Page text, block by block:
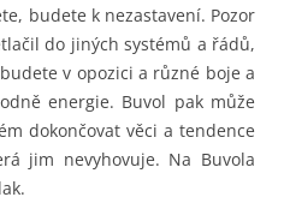
budete k nezastavení. Pozor
do jiných systémů a řádů,
v opozici a různé boje a
energie. Buvol pak může
dokončovat věci a tendence
jim nevyhovuje. Na Buvola